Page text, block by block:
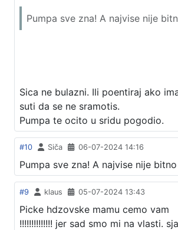
Pumpa sve zna! A najvise nije
Sica ne bulazni. Ili poentiraj ako
suti da se ne sramotis.
Pumpa te ocito u sridu pogodio.
#10 Siča 06-07-2024 14:16
Pumpa sve zna! A najvise nije
#9 klaus 05-07-2024 13:43
Picke hdzovske mamu cemo vam
!!!!!!!!!!!!!! jer sad smo mi na vlasti.